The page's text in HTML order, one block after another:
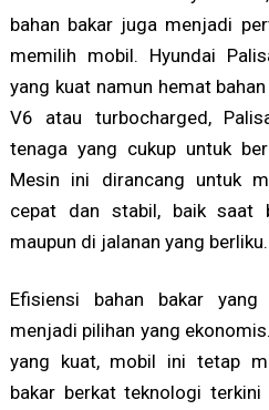
bahan bakar juga menjadi
memilih mobil. Hyundai
yang kuat namun hemat
V6 atau turbocharged,
tenaga yang cukup untuk
Mesin ini dirancang untuk
cepat dan stabil, baik saat
maupun di jalanan yang berliku.
Efisiensi bahan bakar
menjadi pilihan yang
yang kuat, mobil ini tetap
bakar berkat teknologi